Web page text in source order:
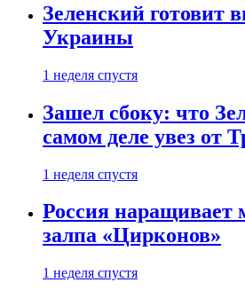
Зеленский готовит
Украины
1 неделя спустя
Зашел сбоку: что
самом деле увез от
1 неделя спустя
Россия наращивает
залпа «Цирконов»
1 неделя спустя